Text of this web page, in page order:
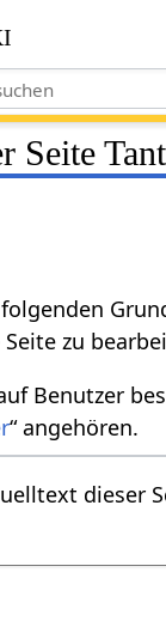
Seite
zu
Benutzer
“ angehören.
dieser